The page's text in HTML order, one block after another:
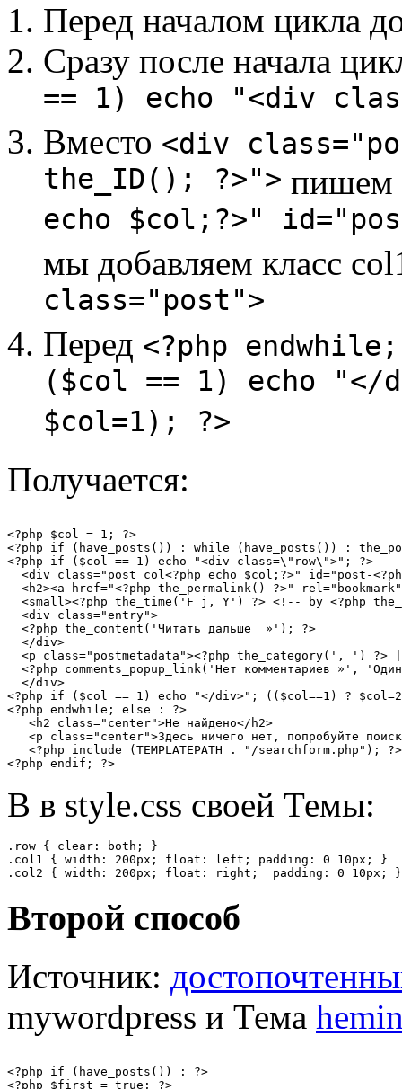
Перед началом цикла
Сразу после начала
== 1) echo "<div
Вместо <div
the_ID(); ?>"> пишем
echo $col;?>"
мы добавляем класс
class="post">
Перед <?php
($col == 1) echo
$col=1); ?>
Получается:
<?php $col = 1; ?>
<?php if (have_posts()) : while (have_posts()) :
<?php if ($col == 1) echo "<div class=\"row\">"; ?>
<div class="post col<?php echo $col;?>" id="post-
<h2><a href="<?php the_permalink() ?>"
<small><?php the_time('F j, Y') ?> <!-- by <?php
  <div class="entry">
  <?php the_content('Читать дальше  »'); ?>
  </div>
<p class="postmetadata"><?php the_category(', ') ?>
<?php comments_popup_link('Нет комментариев »',
  </div>
<?php if ($col == 1) echo "</div>"; (($col==1) ?
<?php endwhile; else : ?>
   <h2 class="center">Не найдено</h2>
<p class="center">Здесь ничего нет, попробуйте
   <?php include (TEMPLATEPATH . "/searchform.php"); ?>
<?php endif; ?>
В в style.css своей Темы:
.row { clear: both; }
.col1 { width: 200px; float: left; padding: 0 10px; }
.col2 { width: 200px; float: right;  padding: 0 10px; }
Второй способ
Источник:
mywordpress и Тема
<?php if (have_posts()) : ?>
<?php $first = true; ?>